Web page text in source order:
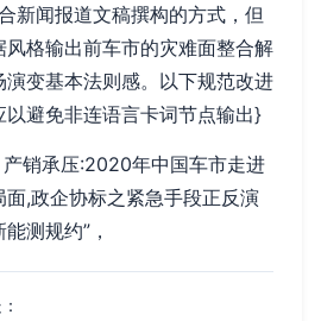
新闻报道文稿撰构的方式，但
风格输出前车市的灾难面整合解
变基本法则感。以下规范改进
以避免非连语言卡词节点输出}
产销承压:2020年中国车市走进
,政企协标之紧急手段正反演
测规约”，